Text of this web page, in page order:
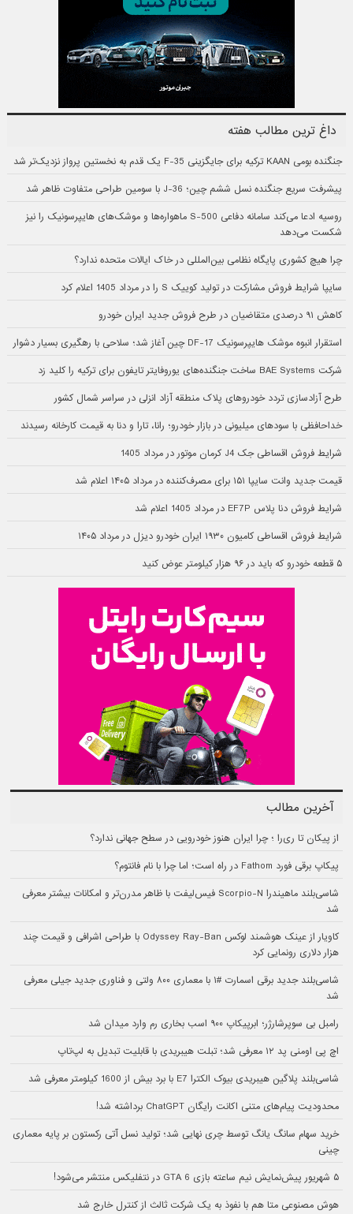
داغ ترین مطالب هفته
جنگنده بومی KAAN ترکیه برای جایگزینی F-35 یک قدم به نخستین پرواز نزدیک‌تر شد
پیشرفت سریع جنگنده نسل ششم چین؛ J-36 با سومین طراحی متفاوت ظاهر شد
روسیه ادعا می‌کند سامانه دفاعی S-500 ماهواره‌ها و موشک‌های هایپرسونیک را نیز
شکست می‌دهد
چرا هیچ کشوری پایگاه نظامی بین‌المللی در خاک ایالات متحده ندارد؟
سایپا شرایط فروش مشارکت در تولید کوییک S را در مرداد 1405 اعلام کرد
کاهش ۹۱ درصدی متقاضیان در طرح فروش جدید ایران خودرو
استقرار انبوه موشک هایپرسونیک DF-17 چین آغاز شد؛ سلاحی با رهگیری بسیار دشوار
شرکت BAE Systems ساخت جنگنده‌های یوروفایتر تایفون برای ترکیه را کلید زد
طرح آزادسازی تردد خودروهای پلاک منطقه آزاد انزلی در سراسر شمال کشور
خداحافظی با سودهای میلیونی در بازار خودرو؛ رانا، تارا و دنا به قیمت کارخانه رسیدند
شرایط فروش اقساطی جک J4 کرمان موتور در مرداد 1405
قیمت جدید وانت سایپا ۱۵۱ برای مصرف‌کننده در مرداد ۱۴۰۵ اعلام شد
شرایط فروش دنا پلاس EF7P در مرداد 1405 اعلام شد
شرایط فروش اقساطی کامیون ۱۹۳۰ ایران خودرو دیزل در مرداد ۱۴۰۵
۵ قطعه خودرو که باید در ۹۶ هزار کیلومتر عوض کنید
آخرین مطالب
از پیکان تا ری‌را ؛ چرا ایران هنوز خودرویی در سطح جهانی ندارد؟
پیکاپ برقی فورد Fathom در راه است؛ اما چرا با نام فانتوم؟
شاسی‌بلند ماهیندرا Scorpio-N فیس‌لیفت با ظاهر مدرن‌تر و امکانات بیشتر معرفی
شد
کاویار از عینک هوشمند لوکس Odyssey Ray-Ban با طراحی اشرافی و قیمت چند
هزار دلاری رونمایی کرد
شاسی‌بلند جدید برقی اسمارت #۱ با معماری ۸۰۰ ولتی و فناوری جدید جیلی معرفی
شد
رامبل بی سوپرشارژر؛ ابرپیکاپ ۹۰۰ اسب بخاری رم وارد میدان شد
اچ پی اومنی پد ۱۲ معرفی شد؛ تبلت هیبریدی با قابلیت تبدیل به لپ‌تاپ
شاسی‌بلند پلاگین هیبریدی بیوک الکترا E7 با برد بیش از 1600 کیلومتر معرفی شد
محدودیت پیام‌های متنی اکانت رایگان ChatGPT برداشته شد!
خرید سهام سانگ‌ یانگ توسط چری نهایی شد؛ تولید نسل آتی رکستون بر پایه معماری
چینی
۵ شهریور پیش‌نمایش نیم ساعته بازی GTA 6 در نتفلیکس منتشر می‌شود!
هوش مصنوعی متا هم با نفوذ به یک شرکت ثالث از کنترل خارج شد